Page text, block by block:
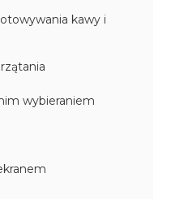
kawy i
wybieraniem